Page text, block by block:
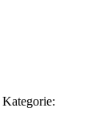
Kategorie: